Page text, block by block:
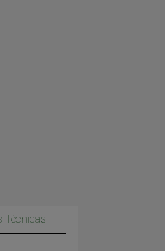
Técnicas